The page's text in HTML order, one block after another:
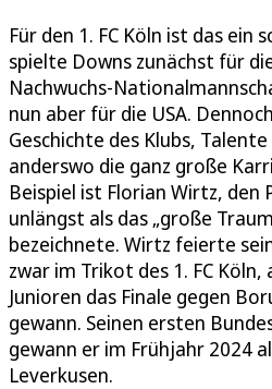
Für den 1. FC Köln ist das ein
spielte Downs zunächst für
Nachwuchs-
nun aber für die USA.
Geschichte des Klubs,
anderswo die ganz große
Beispiel ist Florian Wirtz, den
unlängst als das „große
bezeichnete. Wirtz feierte
zwar im Trikot des 1. FC
Junioren das Finale gegen
gewann. Seinen ersten
gewann er im Frühjahr 2024
Leverkusen.